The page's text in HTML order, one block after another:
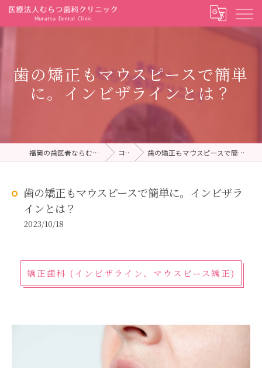
歯の矯正もマウスピースで簡単
に。インビザラインとは？
福岡の歯医者ならむらつ歯科クリニック コラム 歯の矯正もマウスピースで簡単に。インビザラインとは？
歯の矯正もマウスピースで簡単に。インビザラ
インとは？
2023/10/18
矯正歯科 (インビザライン、マウスピース矯正)